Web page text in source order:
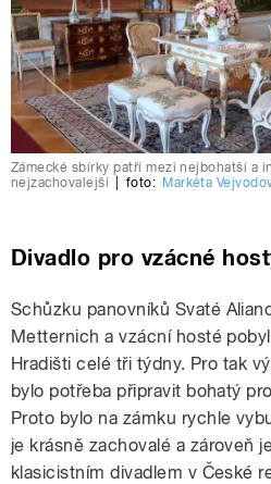
Zámecké sbírky patří mezi nejbohatší a
nejzachovalejší
foto: Markéta
Divadlo pro vzácné
Schůzku panovníků Svaté
Metternich a vzácní hosté
Hradišti celé tři týdny. Pro tak
bylo potřeba připravit bohatý
Proto bylo na zámku rychle
je krásně zachovalé a zároveň
klasicistním divadlem v České